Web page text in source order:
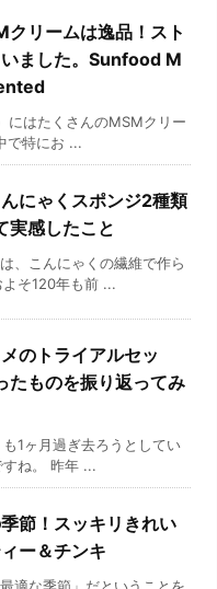
リームは逸品！スト
ました。Sunfood M
にはたくさんのMSMクリー
で特にお ...
にゃくスポンジ2種類
実感したこと
、こんにゃくの繊維で作ら
そ120年も前 ...
のトライアルセッ
たものを振り返ってみ
1ヶ月過ぎ去ろうとしてい
すね。 昨年 ...
節！スッキリきれい
ー＆チンキ
適な季節」だということを